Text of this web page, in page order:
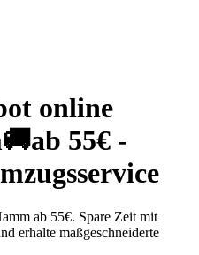
online
55€ -
ab 55€. Spare Zeit mit
erhalte maßgeschneiderte